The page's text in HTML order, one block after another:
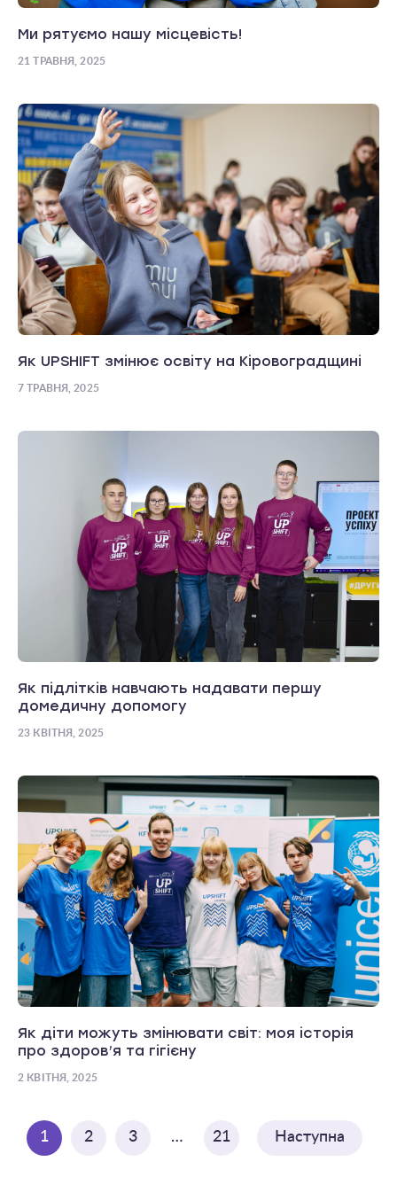
Ми рятуємо нашу місцевість!
21 ТРАВНЯ, 2025
Як UPSHIFT змінює освіту на Кіровоградщині
7 ТРАВНЯ, 2025
Як підлітків навчають надавати першу
домедичну допомогу
23 КВІТНЯ, 2025
Як діти можуть змінювати світ: моя історія
про здоров’я та гігієну
2 КВІТНЯ, 2025
1 2 3 … 21 Наступна